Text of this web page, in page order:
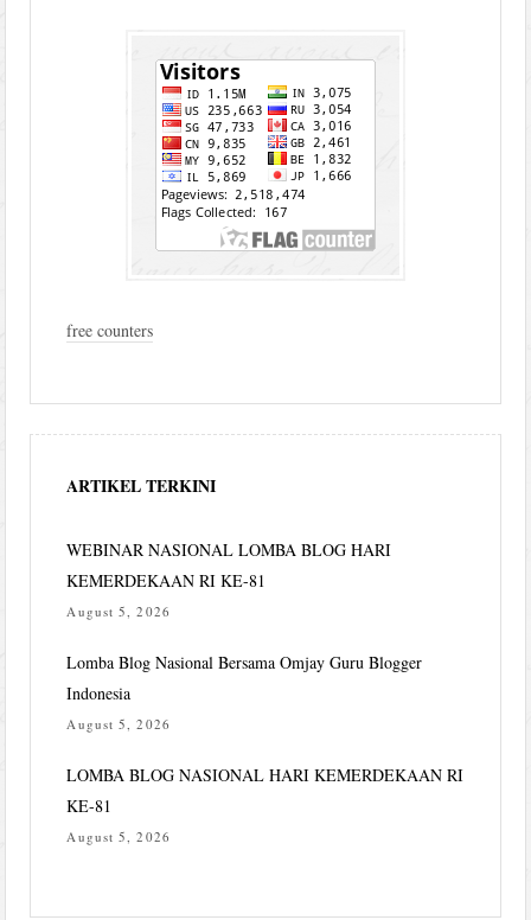
free counters
ARTIKEL TERKINI
WEBINAR NASIONAL LOMBA BLOG HARI
KEMERDEKAAN RI KE-81
August 5, 2026
Lomba Blog Nasional Bersama Omjay Guru Blogger
Indonesia
August 5, 2026
LOMBA BLOG NASIONAL HARI KEMERDEKAAN RI
KE-81
August 5, 2026